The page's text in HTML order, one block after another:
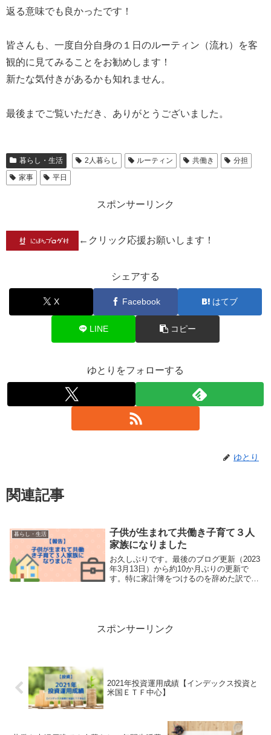
返る意味でも良かったです！
皆さんも、一度自分自身の１日のルーティン（流れ）を客
観的に見てみることをお勧めします！
新たな気付きがあるかも知れません。
最後までご覧いただき、ありがとうございました。
暮らし・生活 2人暮らし ルーティン 共働き
分担
家事
平日
スポンサーリンク
←クリック応援お願いします！
シェアする
X Facebook はてブ
LINE コピー
ゆとりをフォローする
ゆとり
関連記事
暮らし・生活
子供が生まれて共働き子育て３人
家族になりました
お久しぶりです。最後のブログ更新（2023
年3月13日）から約10か月ぶりの更新で
す。特に家計簿をつけるのを辞めた訳でも
スポンサーリンク
2021年投資運用成績【インデックス投資と
米国ＥＴＦ中心】